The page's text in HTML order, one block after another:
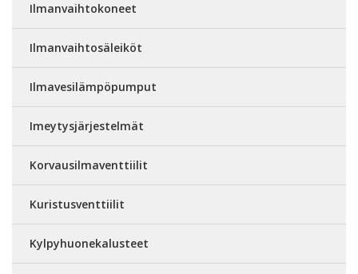
Ilmanvaihtokoneet
Ilmanvaihtosäleiköt
Ilmavesilämpöpumput
Imeytysjärjestelmät
Korvausilmaventtiilit
Kuristusventtiilit
Kylpyhuonekalusteet